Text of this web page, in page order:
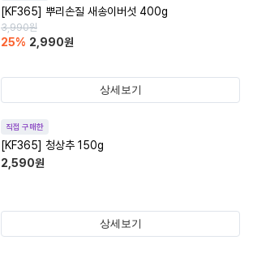
[KF365] 뿌리손질 새송이버섯 400g
3,990원
25% 2,990원
상세보기
직접 구매한
[KF365] 청상추 150g
2,590원
상세보기